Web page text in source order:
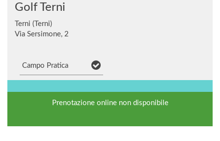
Golf Terni
Terni (Terni)
Via Sersimone, 2
Campo Pratica
Prenotazione online non disponibile